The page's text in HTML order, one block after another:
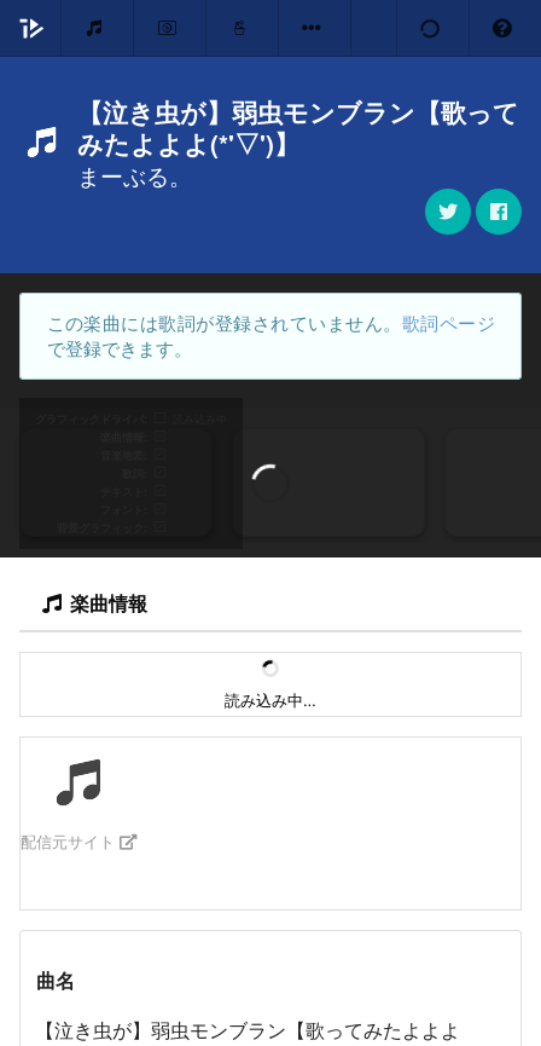
【泣き虫が】弱虫モンブラン【歌って
みたよよよ(*'▽')】
まーぶる。
この楽曲には歌詞が登録されていません。 歌詞ページ
で登録できます。
楽曲情報
読み込み中…
配信元サイト
曲名
【泣き虫が】弱虫モンブラン【歌ってみたよよよ